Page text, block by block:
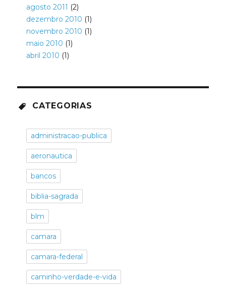
agosto 2011 (2)
dezembro 2010 (1)
novembro 2010 (1)
maio 2010 (1)
abril 2010 (1)
CATEGORIAS
administracao-publica
aeronautica
bancos
biblia-sagrada
blm
camara
camara-federal
caminho-verdade-e-vida